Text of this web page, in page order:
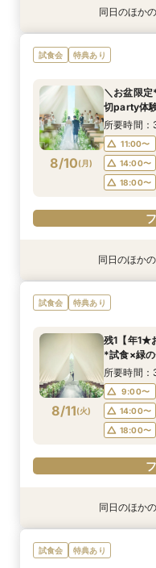
特典あり
8/9(日)
＼1軒目限
ゼント×和
9:00〜
18:00〜
特典あり
8/9(日)
【6名～30
ン誕生！無
9:00〜
18:00〜
8/9(日)
【タイパ
場案内＆相
10:00〜
18:30〜
8/9(日)
【会場見
比較×見積
9:00〜
18:00〜
8/9(日)
【60分で
りみちツアー
10:00〜
同日のほか
試食会 特典あり
8/10(月)
＼お盆限
切party体
所要時間：
11:00〜
14:00〜
18:00〜
特典あり
8/10 月
＼1軒目限
ゼント×和
11:00〜
14:00〜
18:00〜
特典あり
8/10 月
【6名～30
ン誕生！無
11:00〜
14:00〜
18:00〜
8/10 月
【60分で
りみちツアー
12:00〜
15:00〜
17:00〜
8/10 月
【タイパ
場案内＆相
12:00〜
15:00〜
17:00〜
同日のほか
試食会 特典あり
8/11(火)
残1【年1★
*試食×緑
所要時間：
9:00〜
14:00〜
18:00〜
特典あり
＼1軒目限
ゼント×和
特典あり
【6名～30
ン誕生！無
【タイパ
場案内＆相
【会場見
比較×見積
【60分で
りみちツアー
同日のほか
試食会 特典あり